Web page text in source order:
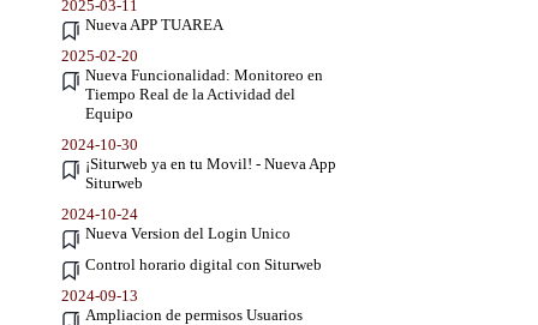
2025-03-11
Nueva APP TUAREA
2025-02-20
Nueva Funcionalidad: Monitoreo en
Tiempo Real de la Actividad del
Equipo
2024-10-30
¡Siturweb ya en tu Movil! - Nueva App
Siturweb
2024-10-24
Nueva Version del Login Unico
Control horario digital con Siturweb
2024-09-13
Ampliacion de permisos Usuarios